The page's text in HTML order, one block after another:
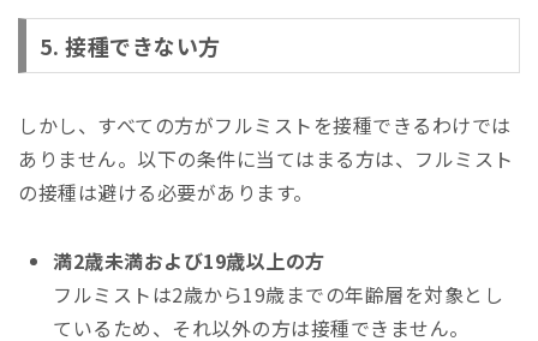
5. 接種できない方
しかし、すべての方がフルミストを接種できるわけでは
ありません。以下の条件に当てはまる方は、フルミスト
の接種は避ける必要があります。
満2歳未満および19歳以上の方
フルミストは2歳から19歳までの年齢層を対象とし
ているため、それ以外の方は接種できません。